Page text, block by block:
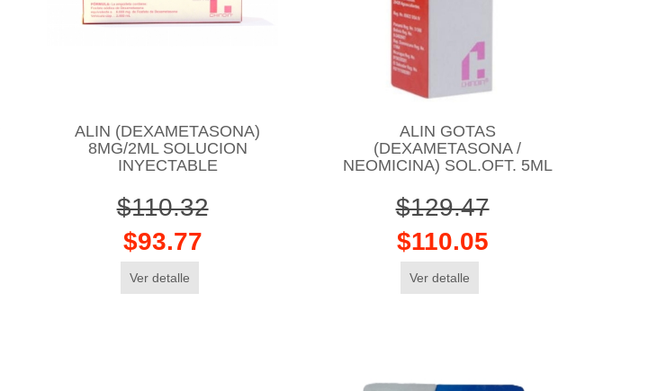
ALIN (DEXAMETASONA)
8MG/2ML SOLUCION
INYECTABLE
$110.32
$93.77
Ver detalle
ALIN GOTAS
(DEXAMETASONA /
NEOMICINA) SOL.OFT. 5ML
$129.47
$110.05
Ver detalle